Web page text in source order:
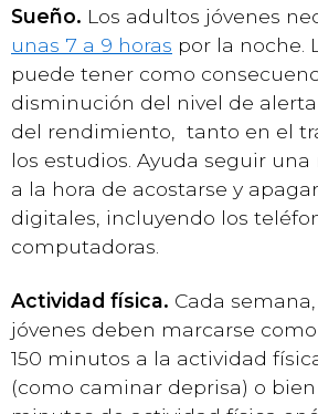
Sueño. Los adultos jóvenes
unas 7 a 9 horas por la noche.
puede tener como
disminución del nivel de
del rendimiento, tanto en el
los estudios. Ayuda seguir
a la hora de acostarse y
digitales, incluyendo los
computadoras.
Actividad física. Cada
jóvenes deben marcarse
150 minutos a la actividad
(como caminar deprisa) o